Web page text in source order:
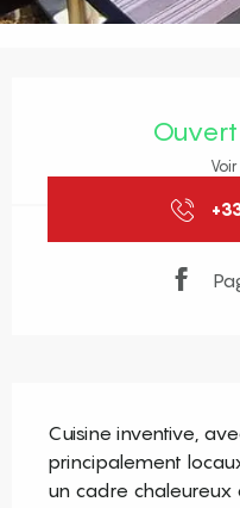
Cuisine inventive,
principalement
un cadre chaleureux